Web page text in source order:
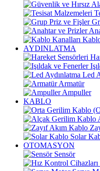
AYDINLATMA
Led
Armatür
Ampuller
KABLO
Solar
OTOMASYON
Sensör